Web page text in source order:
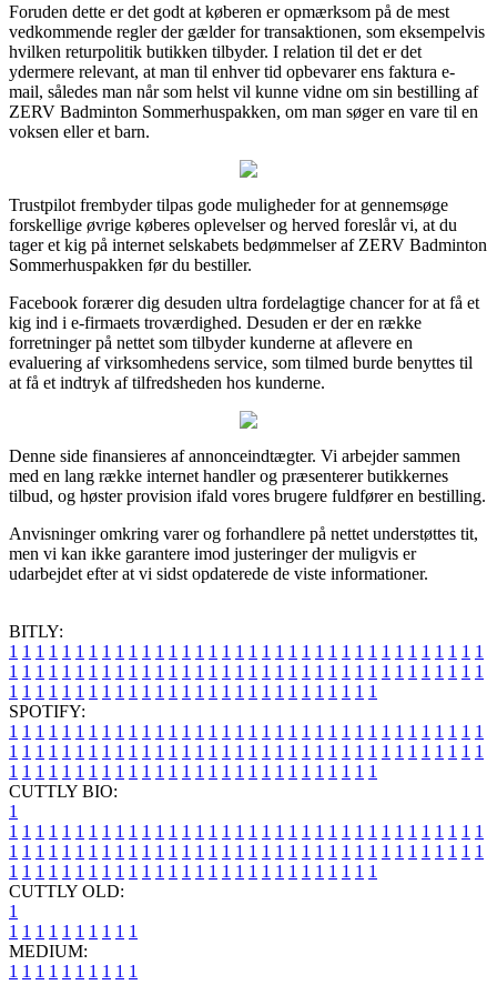
Foruden dette er det godt at køberen er opmærksom på de mest
vedkommende regler der gælder for transaktionen, som eksempelvis
hvilken returpolitik butikken tilbyder. I relation til det er det
ydermere relevant, at man til enhver tid opbevarer ens faktura e-
mail, således man når som helst vil kunne vidne om sin bestilling af
ZERV Badminton Sommerhuspakken, om man søger en vare til en
voksen eller et barn.
Trustpilot frembyder tilpas gode muligheder for at gennemsøge
forskellige øvrige køberes oplevelser og herved foreslår vi, at du
tager et kig på internet selskabets bedømmelser af ZERV Badminton
Sommerhuspakken før du bestiller.
Facebook forærer dig desuden ultra fordelagtige chancer for at få et
kig ind i e-firmaets troværdighed. Desuden er der en række
forretninger på nettet som tilbyder kunderne at aflevere en
evaluering af virksomhedens service, som tilmed burde benyttes til
at få et indtryk af tilfredsheden hos kunderne.
Denne side finansieres af annonceindtægter. Vi arbejder sammen
med en lang række internet handler og præsenterer butikkernes
tilbud, og høster provision ifald vores brugere fuldfører en bestilling.
Anvisninger omkring varer og forhandlere på nettet understøttes tit,
men vi kan ikke garantere imod justeringer der muligvis er
udarbejdet efter at vi sidst opdaterede de viste informationer.
BITLY:
1 1 1 1 1 1 1 1 1 1 1 1 1 1 1 1 1 1 1 1 1 1 1 1 1 1 1 1 1 1 1 1 1 1 1 1
1 1 1 1 1 1 1 1 1 1 1 1 1 1 1 1 1 1 1 1 1 1 1 1 1 1 1 1 1 1 1 1 1 1 1 1
1 1 1 1 1 1 1 1 1 1 1 1 1 1 1 1 1 1 1 1 1 1 1 1 1 1 1 1
SPOTIFY:
1 1 1 1 1 1 1 1 1 1 1 1 1 1 1 1 1 1 1 1 1 1 1 1 1 1 1 1 1 1 1 1 1 1 1 1
1 1 1 1 1 1 1 1 1 1 1 1 1 1 1 1 1 1 1 1 1 1 1 1 1 1 1 1 1 1 1 1 1 1 1 1
1 1 1 1 1 1 1 1 1 1 1 1 1 1 1 1 1 1 1 1 1 1 1 1 1 1 1 1
CUTTLY BIO:
1
1 1 1 1 1 1 1 1 1 1 1 1 1 1 1 1 1 1 1 1 1 1 1 1 1 1 1 1 1 1 1 1 1 1 1 1
1 1 1 1 1 1 1 1 1 1 1 1 1 1 1 1 1 1 1 1 1 1 1 1 1 1 1 1 1 1 1 1 1 1 1 1
1 1 1 1 1 1 1 1 1 1 1 1 1 1 1 1 1 1 1 1 1 1 1 1 1 1 1 1
CUTTLY OLD:
1
1 1 1 1 1 1 1 1 1 1
MEDIUM:
1 1 1 1 1 1 1 1 1 1